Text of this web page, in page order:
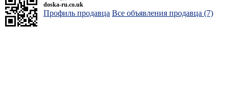
doska-ru.co.uk
Профиль продавца Все объявления продавца (7)